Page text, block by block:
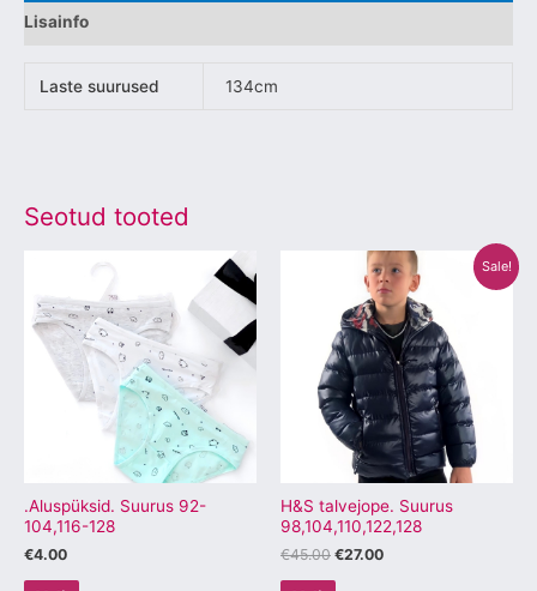
Lisainfo
Laste suurused 134cm
Seotud tooted
.Aluspüksid. Suurus 92-
104,116-128
€4.00
Sellel
tootel
on
mitu
varianti.
Valikuid
tootelehel.
Sale!
H&S talvejope. Suurus
98,104,110,122,128
€45.00
Algne
hind
€45.00.
€27.00
Praegune
hind
on:
€27.00.
Sellel
tootel
on
mitu
varianti.
Valikuid
saab
teha
tootelehel.